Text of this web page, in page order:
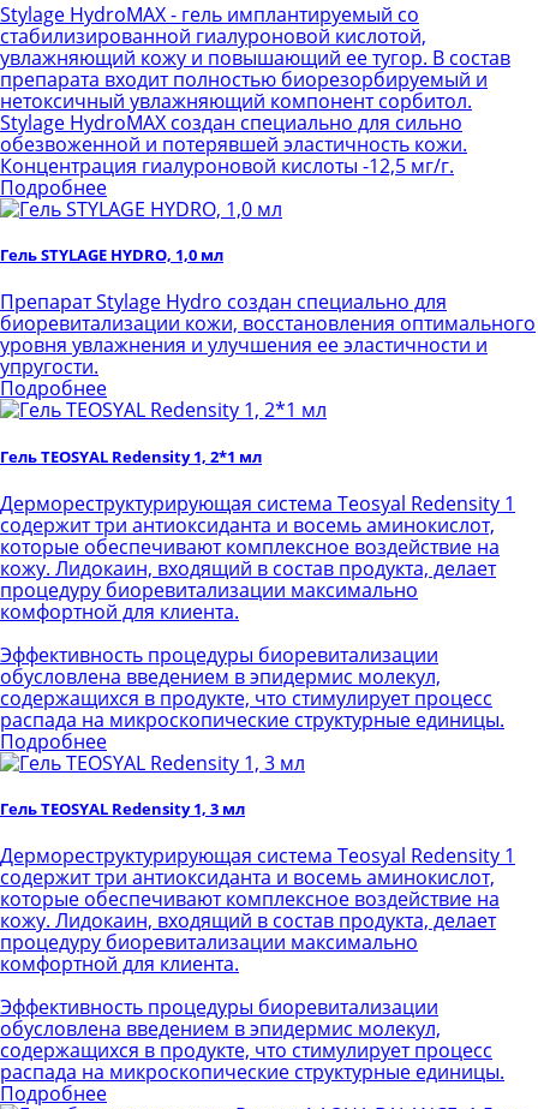
Stylage HydroMAX - гель имплантируемый со
стабилизированной гиалуроновой кислотой,
увлажняющий кожу и повышающий ее тугор. В состав
препарата входит полностью биорезорбируемый и
нетоксичный увлажняющий компонент сорбитол.
Stylage HydroMAX создан специально для сильно
обезвоженной и потерявшей эластичность кожи.
Концентрация гиалуроновой кислоты -12,5 мг/г.
Подробнее
Гель STYLAGE HYDRO, 1,0 мл
Препарат Stylage Hydro создан специально для
биоревитализации кожи, восстановления оптимального
уровня увлажнения и улучшения ее эластичности и
упругости.
Подробнее
Гель TEOSYAL Redensity 1, 2*1 мл
Дермореструктурирующая система Teosyal Redensity 1
содержит три антиоксиданта и восемь аминокислот,
которые обеспечивают комплексное воздействие на
кожу. Лидокаин, входящий в состав продукта, делает
процедуру биоревитализации максимально
комфортной для клиента.
Эффективность процедуры биоревитализации
обусловлена введением в эпидермис молекул,
содержащихся в продукте, что стимулирует процесс
распада на микроскопические структурные единицы.
Подробнее
Гель TEOSYAL Redensity 1, 3 мл
Дермореструктурирующая система Teosyal Redensity 1
содержит три антиоксиданта и восемь аминокислот,
которые обеспечивают комплексное воздействие на
кожу. Лидокаин, входящий в состав продукта, делает
процедуру биоревитализации максимально
комфортной для клиента.
Эффективность процедуры биоревитализации
обусловлена введением в эпидермис молекул,
содержащихся в продукте, что стимулирует процесс
распада на микроскопические структурные единицы.
Подробнее